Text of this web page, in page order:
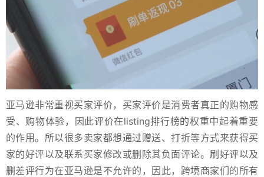
亚马逊非常重视买家评价，买家评价是消费者真正的购物感
受、购物体验，因此评价在listing排行榜的权重中起着重要
的作用。所以很多卖家都想通过赠送、打折等方式来获得买
家的好评以及联系买家修改或删除其负面评论。刷好评以及
删差评行为在亚马逊是不允许的，因此，跨境商家们的所有